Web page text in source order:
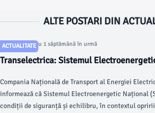
ALTE POSTARI DIN
ACTUALITATE
Articol postat cu 1 săptămână în urmă
Transelectrica: Sistemul
oprirea Unității 1 a CNE Cernavodă.
acoperit fără riscuri
Compania Națională de Transport al Energiei
informează că Sistemul Electroenergetic Național
condiții de siguranță și echilibru, în contextul